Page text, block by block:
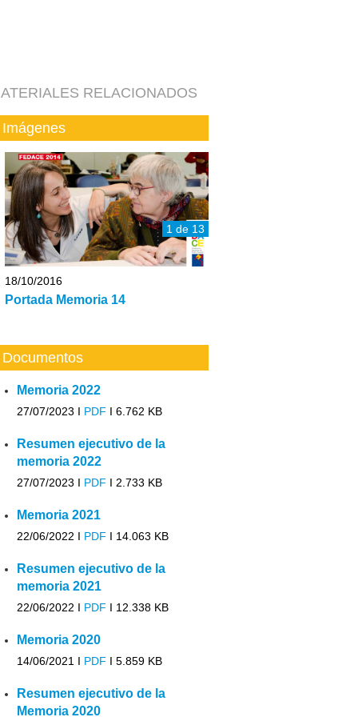
RELACIONADOS
Imágenes
1 de 13
18/10/2016
Portada Memoria 14
Documentos
Memoria 2022
27/07/2023 I PDF I 6.762 KB
Resumen ejecutivo de la
memoria 2022
27/07/2023 I PDF I 2.733 KB
Memoria 2021
22/06/2022 I PDF I 14.063 KB
Resumen ejecutivo de la
memoria 2021
22/06/2022 I PDF I 12.338 KB
Memoria 2020
14/06/2021 I PDF I 5.859 KB
Resumen ejecutivo de la
Memoria 2020